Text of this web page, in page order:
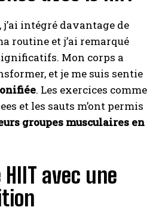
j’ai intégré davantage de
routine et j’ai remarqué
Mon corps a
et je me suis sentie
. Les exercices comme
et les sauts m’ont permis
groupes musculaires en
avec une